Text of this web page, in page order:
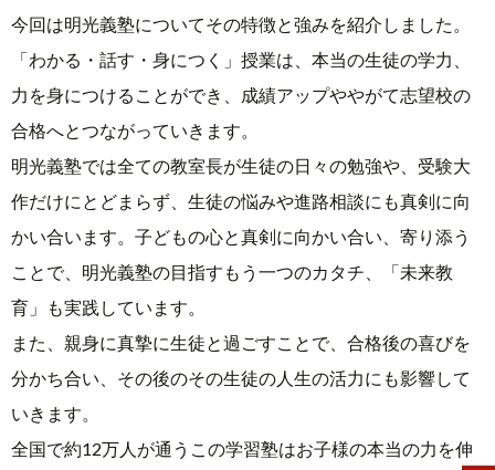
今回は明光義塾についてその特徴と強みを紹介しました。
「わかる・話す・身につく」授業は、本当の生徒の学力、
力を身につけることができ、成績アップややがて志望校の
合格へとつながっていきます。
明光義塾では全ての教室長が生徒の日々の勉強や、受験大
作だけにとどまらず、生徒の悩みや進路相談にも真剣に向
かい合います。子どもの心と真剣に向かい合い、寄り添う
ことで、明光義塾の目指すもう一つのカタチ、「未来教
育」も実践しています。
また、親身に真摯に生徒と過ごすことで、合格後の喜びを
分かち合い、その後のその生徒の人生の活力にも影響して
いきます。
全国で約12万人が通うこの学習塾はお子様の本当の力を伸